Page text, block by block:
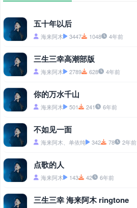
五十年以后
海来阿木 3447 1048 4年前
三生三幸高潮部版
海来阿木 2789 628 4年前
你的万水千山
海来阿木 501 241 6年前
不如见一面
海来阿木、单依纯 342 78 2年前
点歌的人
海来阿木 143 42 6年前
三生三幸 海来阿木 ringtone